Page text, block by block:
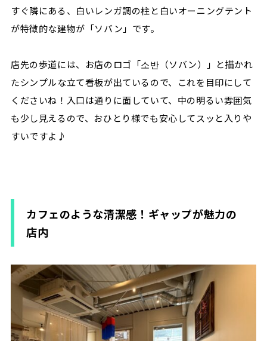
すぐ隣にある、白いレンガ調の柱と白いオーニングテント
が特徴的な建物が「ソバン」です。
店先の歩道には、お店のロゴ「소반（ソバン）」と描かれ
たシンプルな立て看板が出ているので、これを目印にして
くださいね！入口は通りに面していて、中の明るい雰囲気
も少し見えるので、おひとり様でも安心してスッと入りや
すいですよ♪
カフェのような清潔感！ギャップが魅力の
店内